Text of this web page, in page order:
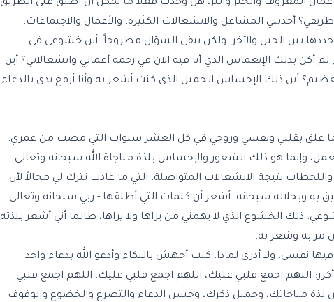
المعروف والخير والبر، هل وجدت فعلاً ما يمكن أن أطلق علي الطريق
أخذتني المشاغل والانشغالات الكثيرة، والأعمال والاجتماعات.
بين الحين والآخر. ولكن يبقى السؤال مطروحاً: أين خشوعي في
بذلك الإنغماس الذي أنا فيه الآن في زحمة أعمالي وانشغالاتي؟ أين
أين ذلك الإحساس الجميل الذي كنت أشعر به وأنا أرفع يدي بالدعاء
ما علق بقلبي ونفسي وروحي في كل العشر سنوات التي مضت من عمري.
وإنما هو ذلك الشعور والإحساس بلذة مناجاة الله سبحانه وتعالى
نتيجة الانشغالات المتواصلة، التي ما عادت تترك لي مجالاً لأن
به وبجلاله سبحانه. أشعر أن كلمات التي أطلقها - ربي سبحانه وتعالى
ذلك الخشوع الذي لا يهمني من يراها ولا يراها، طالما أني أشعر بلذته
مر به وشعر به.
نفسي، ولا أدري لماذا، كنت أجهش بالبكاء وأدعو الله بدعاء واحد:
اللهم اجمع قلبي عليك، اللهم اجمع قلبي عليك، اللهم اجمع قلبي
لذة مناجاتك، وجميل ذكرك، وحسن الدعاء والتضرع والخضوع والوقوف